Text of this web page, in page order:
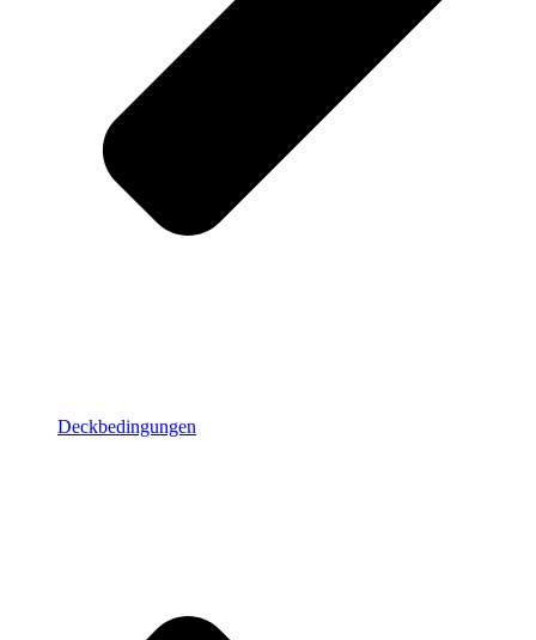
Deckbedingungen